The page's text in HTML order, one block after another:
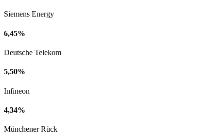
Siemens Energy
6,45%
Deutsche Telekom
5,50%
Infineon
4,34%
Münchener Rück